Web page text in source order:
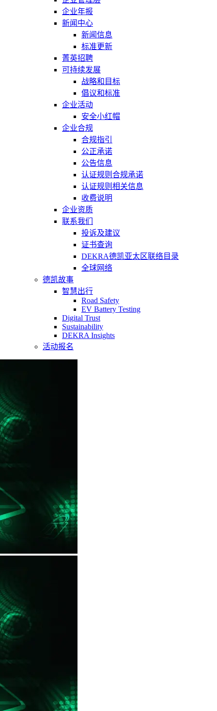
企业年报
新闻中心
新闻信息
标准更新
菁英招聘
可持续发展
战略和目标
倡议和标准
企业活动
安全小红帽
企业合规
合规指引
公正承诺
公告信息
认证规则合规承诺
认证规则相关信息
收费说明
企业资质
联系我们
投诉及建议
证书查询
DEKRA德凯亚太区联络目录
全球网络
德凯故事
智慧出行
Road Safety
EV Battery Testing
Digital Trust
Sustainability
DEKRA Insights
活动报名